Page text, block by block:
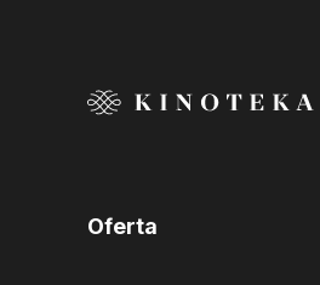
Oferta